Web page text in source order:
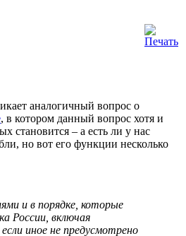
аналогичный вопрос о
, в котором данный вопрос хотя и
становится – а есть ли у нас
но вот его функции несколько
и в порядке, которые
России, включая
иное не предусмотрено